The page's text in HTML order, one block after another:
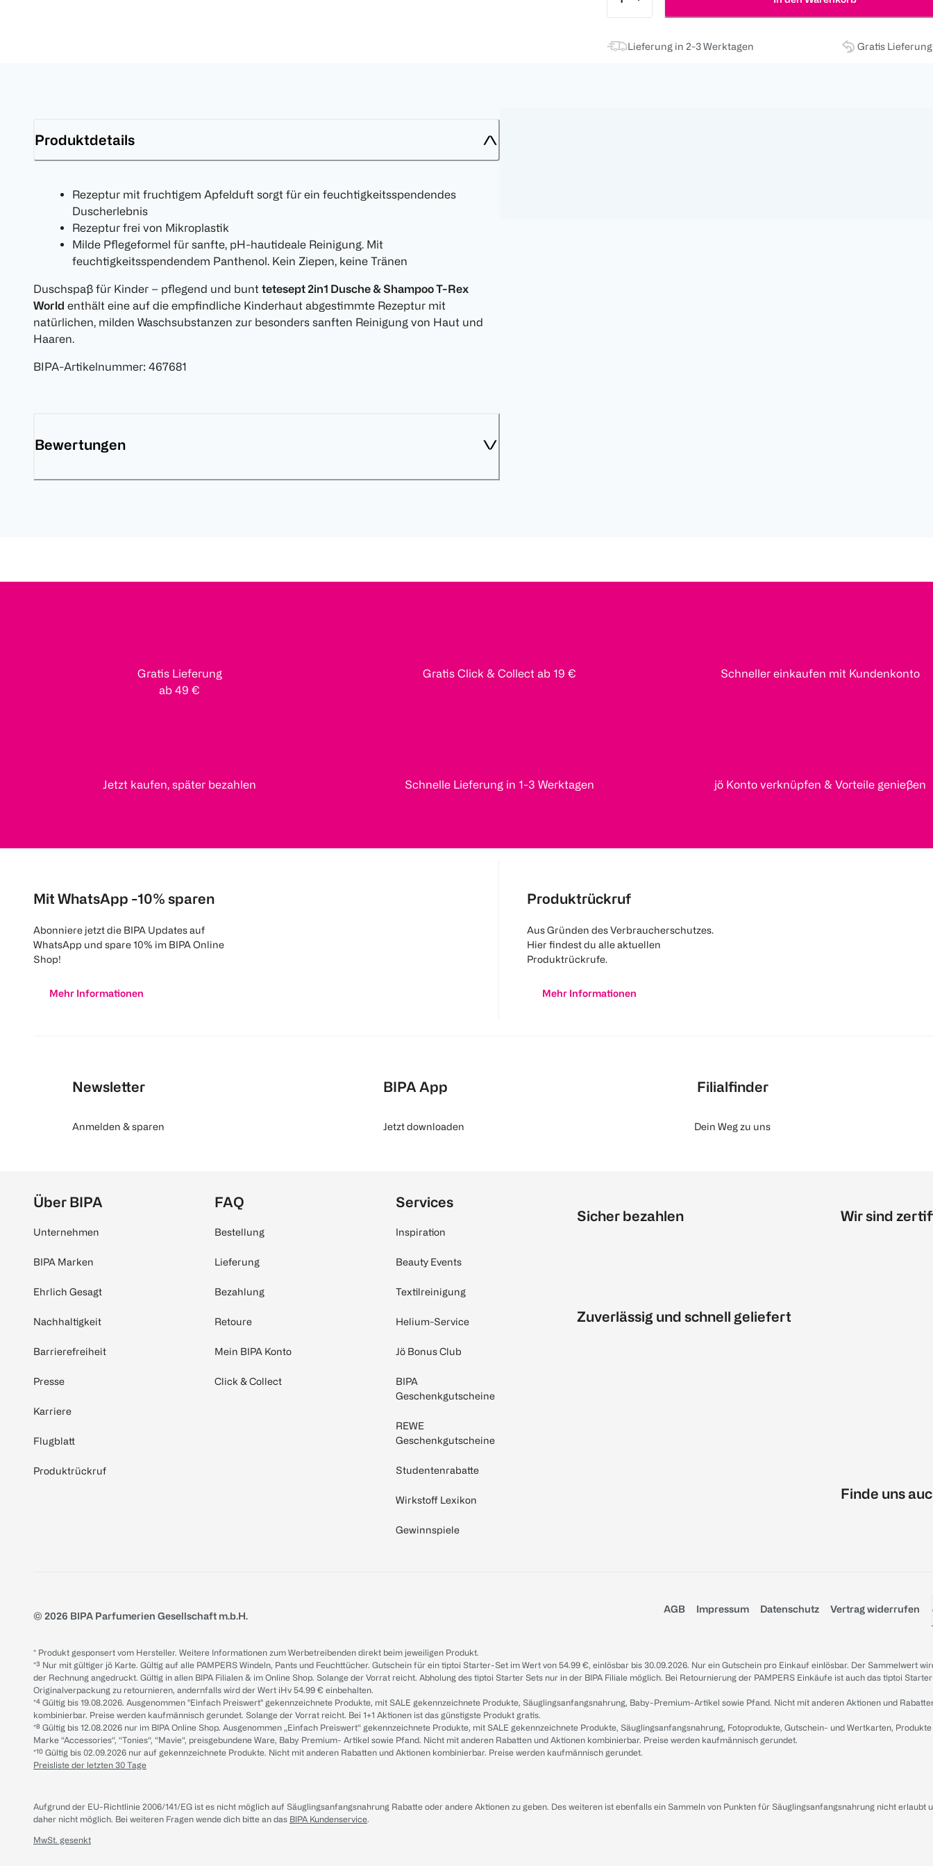
Lieferung in 2-3 Werktagen Gratis
Produktdetails
Rezeptur mit fruchtigem Apfelduft sorgt für ein feuchtigkeitsspendendes
Duscherlebnis
Rezeptur frei von Mikroplastik
Milde Pflegeformel für sanfte, pH-hautideale Reinigung. Mit
feuchtigkeitsspendendem Panthenol. Kein Ziepen, keine Tränen
Duschspaß für Kinder – pflegend und bunt tetesept 2in1 Dusche & Shampoo T-Rex
World enthält eine auf die empfindliche Kinderhaut abgestimmte Rezeptur mit
natürlichen, milden Waschsubstanzen zur besonders sanften Reinigung von Haut und
Haaren.
BIPA-Artikelnummer: 467681
Bewertungen
Gratis Lieferung
ab 49 €
Gratis Click & Collect ab 19 € Schneller einkaufen mit Kundenkonto
Jetzt kaufen, später bezahlen Schnelle Lieferung in 1-3 Werktagen jö Konto verknüpfen & Vorteile genießen
Mit WhatsApp -10% sparen
Abonniere jetzt die BIPA Updates auf
WhatsApp und spare 10% im BIPA Online
Shop!
Mehr Informationen
Produktrückruf
Aus Gründen des Verbraucherschutzes.
Hier findest du alle aktuellen
Produktrückrufe.
Mehr Informationen
Newsletter
Anmelden & sparen
BIPA App
Jetzt downloaden
Filialfinder
Dein Weg zu uns
Über BIPA
Unternehmen
BIPA Marken
Ehrlich Gesagt
Nachhaltigkeit
Barrierefreiheit
Presse
Karriere
Flugblatt
Produktrückruf
FAQ
Bestellung
Lieferung
Bezahlung
Retoure
Mein BIPA Konto
Click & Collect
Services
Inspiration
Beauty Events
Textilreinigung
Helium-Service
Jö Bonus Club
BIPA
Geschenkgutscheine
REWE
Geschenkgutscheine
Studentenrabatte
Wirkstoff Lexikon
Gewinnspiele
Sicher bezahlen
Zuverlässig und schnell geliefert
Wir sind
Finde uns
© 2026 BIPA Parfumerien Gesellschaft m.b.H.
AGB Impressum Datenschutz Vertrag widerrufen
* Produkt gesponsert vom Hersteller. Weitere Informationen zum Werbetreibenden direkt beim jeweiligen Produkt.
*³ Nur mit gültiger jö Karte. Gültig auf alle PAMPERS Windeln, Pants und Feuchttücher. Gutschein für ein tiptoi Starter-Set im Wert von 54.99 €, einlösbar bis 30.09.2026. Nur ein Gutschein pro Einkauf einlösbar. Der Sammelwert
der Rechnung angedruckt. Gültig in allen BIPA Filialen & im Online Shop. Solange der Vorrat reicht. Abholung des tiptoi Starter Sets nur in der BIPA Filiale möglich. Bei Retournierung der PAMPERS Einkäufe ist auch das tiptoi
Originalverpackung zu retournieren, andernfalls wird der Wert iHv 54.99 € einbehalten.
*⁴ Gültig bis 19.08.2026. Ausgenommen "Einfach Preiswert" gekennzeichnete Produkte, mit SALE gekennzeichnete Produkte, Säuglingsanfangsnahrung, Baby-Premium-Artikel sowie Pfand. Nicht mit anderen Aktionen und
kombinierbar. Preise werden kaufmännisch gerundet. Solange der Vorrat reicht. Bei 1+1 Aktionen ist das günstigste Produkt gratis.
*⁸ Gültig bis 12.08.2026 nur im BIPA Online Shop. Ausgenommen „Einfach Preiswert“ gekennzeichnete Produkte, mit SALE gekennzeichnete Produkte, Säuglingsanfangsnahrung, Fotoprodukte, Gutschein- und Wertkarten,
Marke “Accessories“, “Tonies“, “Mavie“, preisgebundene Ware, Baby Premium- Artikel sowie Pfand. Nicht mit anderen Rabatten und Aktionen kombinierbar. Preise werden kaufmännisch gerundet.
*¹⁰ Gültig bis 02.09.2026 nur auf gekennzeichnete Produkte. Nicht mit anderen Rabatten und Aktionen kombinierbar. Preise werden kaufmännisch gerundet.
Preisliste der letzten 30 Tage
Aufgrund der EU-Richtlinie 2006/141/EG ist es nicht möglich auf Säuglingsanfangsnahrung Rabatte oder andere Aktionen zu geben. Des weiteren ist ebenfalls ein Sammeln von Punkten für Säuglingsanfangsnahrung nicht erlaubt
daher nicht möglich. Bei weiteren Fragen wende dich bitte an das BIPA Kundenservice.
MwSt. gesenkt